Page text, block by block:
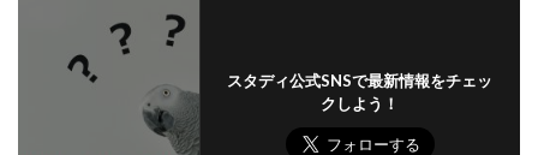
スタディ公式SNSで最新情報をチェッ
クしよう！